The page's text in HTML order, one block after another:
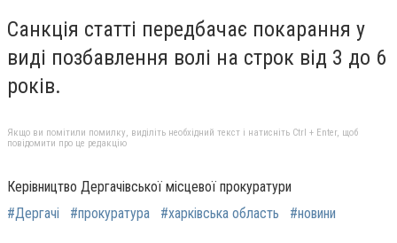
Санкція статті передбачає покарання у
виді позбавлення волі на строк від 3 до 6
років.
Якщо ви помітили помилку, виділіть необхідний текст і натисніть Ctrl + Enter, щоб
повідомити про це редакцію
Керівництво Дергачівської місцевої прокуратури
#Дергачі
#прокуратура #харківська область #новини